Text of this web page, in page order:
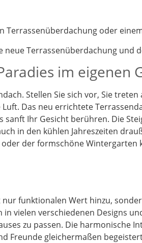
Terrassenüberdachung oder
Terrassenüberdachung und
im eigenen
Stellen Sie sich vor, Sie
Das neu errichtete
Ihr Gesicht berühren. Die
in den kühlen Jahreszeiten
der formschöne Wintergarten
funktionalen Wert hinzu,
vielen verschiedenen Designs
zu passen. Die harmonische
Freunde gleichermaßen